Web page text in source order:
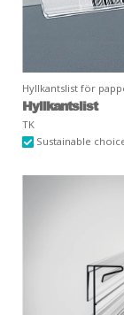
Hyllkantslist för
Hyllkantslist
TK
Sustainable